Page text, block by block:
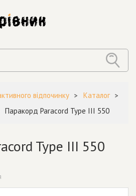
відпочинку
Каталог
Паракорд Paracord Type III 550
Type III 550